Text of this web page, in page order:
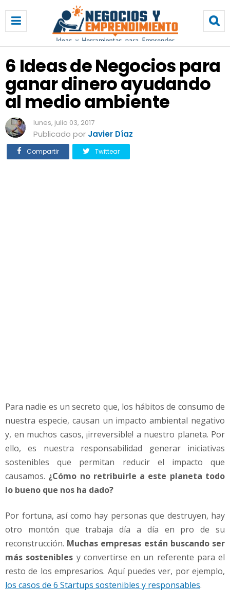
d
e
s
d
e
N
g
o
c
i
a
n
o
a
m
o
a
m
b
e
n
6 Ideas de Negocios para
ganar dinero ayudando
al medio ambiente
lunes, julio 03, 2017
Publicado por Javier Díaz
Compartir Twittear
Para nadie es un secreto que, los hábitos de consumo de
nuestra especie, causan un impacto ambiental negativo
y, en muchos casos, ¡irreversible! a nuestro planeta. Por
ello, es nuestra responsabilidad generar iniciativas
sostenibles que permitan reducir el impacto que
causamos. ¿Cómo no retribuirle a este planeta todo
lo bueno que nos ha dado?
Por fortuna, así como hay personas que destruyen, hay
otro montón que trabaja día a día en pro de su
reconstrucción. Muchas empresas están buscando ser
más sostenibles y convertirse en un referente para el
resto de los empresarios. Aquí puedes ver, por ejemplo,
los casos de 6 Startups sostenibles y responsables.